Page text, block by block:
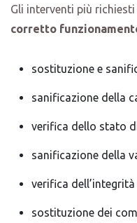
Gli interventi più
corretto
sostituzione e
sanificazione della
verifica dello stato
sanificazione della
verifica
sostituzione dei